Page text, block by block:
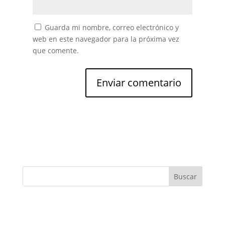
Guarda mi nombre, correo electrónico y
web en este navegador para la próxima vez
que comente.